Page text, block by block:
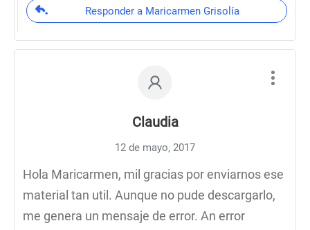
Responder a Maricarmen Grisolía
Claudia
12 de mayo, 2017
Hola Maricarmen, mil gracias por enviarnos ese
material tan util. Aunque no pude descargarlo,
me genera un mensaje de error. An error